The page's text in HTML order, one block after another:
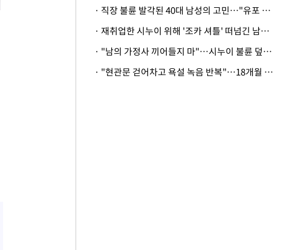
· 직장 불륜 발각된 40대 남성의 고민…"유포 동료 명예훼손·협박죄 고소 가능할까"
· 재취업한 시누이 위해 '조카 셔틀' 떠넘긴 남편…아내 "난 못한다"
· "남의 가정사 끼어들지 마"…시누이 불륜 덮으려는 남편에 억울한 아내
· "현관문 걷어차고 욕설 녹음 반복"…18개월 아기 키우는 집 뒤흔든 '앞집의 비극'